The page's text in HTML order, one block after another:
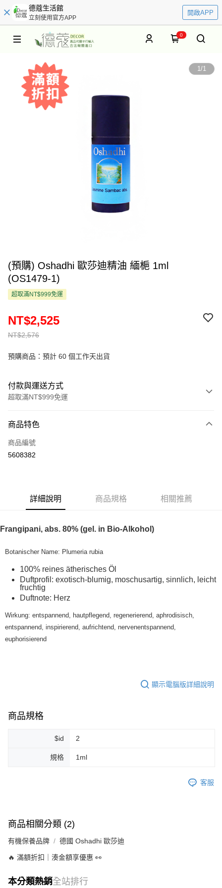
德蔻生活館
立刻使用官方APP
開啟APP
0
1/1
(預購) Oshadhi 歐莎迪精油 緬梔 1ml
(OS1479-1)
超取滿NT$999免運
NT$2,576
NT$2,525
預購商品：預計 60 個工作天出貨
付款與運送方式
超取滿NT$999免運
信用卡一次付款
超商取貨付款
街口支付
運送方式
全家取貨付款
每筆NT$80，滿NT$999(含以上)免運費
全家純取貨 (先付款
每筆NT$80，滿NT$999(含以上)免運費
每筆NT$100，滿NT$999(含以上)免運費
離島宅配（澎湖、金門、馬祖、小琉球）
商品特色
商品編號
5608382
詳細說明 商品規格 相關推薦
Frangipani, abs. 80% (gel. in Bio-Alkohol)
Botanischer Name: Plumeria rubia
100% reines ätherisches Öl
Duftprofil: exotisch-blumig, moschusartig, sinnlich, leicht
fruchtig
Duftnote: Herz
Wirkung: entspannend, hautpflegend, regenerierend, aphrodisisch,
entspannend, inspirierend, aufrichtend, nervenentspannend,
euphorisierend
顯示電腦版詳細說明
商品規格
$id 2
規格 1ml
客服
商品相關分類 (2)
有機保養品牌 德國 Oshadhi 歐莎迪
🔥 滿額折扣｜湊金額享優惠 👀
本分類熱銷全站排行